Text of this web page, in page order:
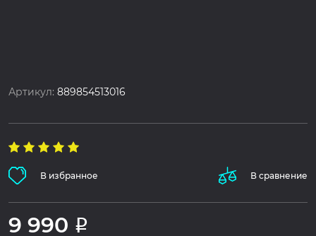
Артикул:889854513016
В избранное В сравнение
9 990 Р